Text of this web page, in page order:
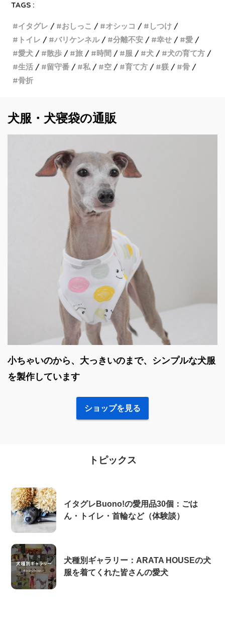
TAGS :
イタグレ おしっこ オシッコ
しつけ
トイレ
バリケンネル 分離不安 幸せ
愛
愛犬
散歩 旅 時間 服 犬
犬の育て方
生活
留守番 私 空 育て方 躾
骨
骨折
犬服・犬寝袋の通販
小ちゃいのから、大っきいのまで、シンプルな犬服
を製作しています
ショップを見る
トピックス
イタグレBuono!の愛用品30個：ごは
ん・トイレ・首輪など（体験談）
犬種別ギャラリー：ARATA HOUSEの犬
服を着てくれた皆さんの愛犬